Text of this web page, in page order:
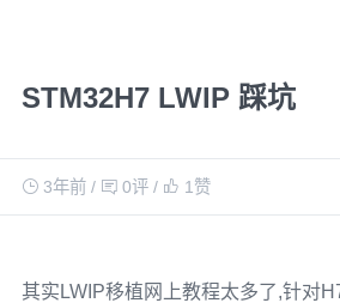
STM32H7 LWIP 踩坑
3年前/ 0评/ 1 赞
其实LWIP移植网上教程太多了,针对